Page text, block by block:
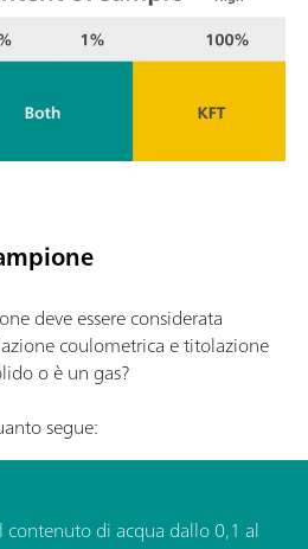
deve essere considerata
coulometrica e titolazione
o è un gas?
segue:
di acqua dallo 0,1 al